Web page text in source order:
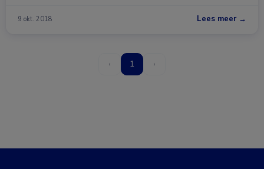
9 okt. 2018 Lees meer →
‹ 1 ›